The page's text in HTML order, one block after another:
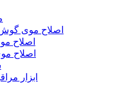
اصلاح موی
اصلاح
اصلاح
ابزار